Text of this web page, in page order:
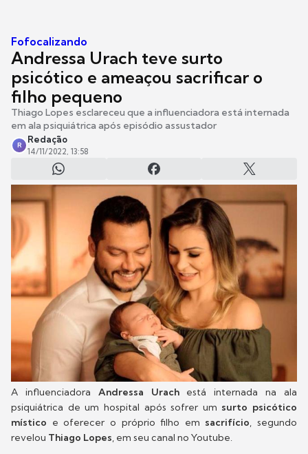
Fofocalizando
Andressa Urach teve surto
psicótico e ameaçou sacrificar o
filho pequeno
Thiago Lopes esclareceu que a influenciadora está internada
em ala psiquiátrica após episódio assustador
R
Redação
14/11/2022, 13:58
A influenciadora Andressa Urachestá internada na ala
psiquiátrica de um hospital após sofrer um surto psicótico
místico e oferecer o próprio filho em sacrifício, segundo
revelou Thiago Lopes, em seu canal no Youtube.